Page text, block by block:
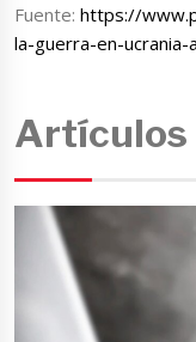
Fuente:https://
la-guerra-en-
Artículos